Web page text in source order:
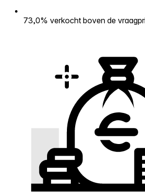
73,0% verkocht boven de